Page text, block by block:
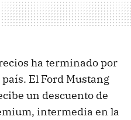
ha terminado por
El Ford Mustang
un descuento de
intermedia en la